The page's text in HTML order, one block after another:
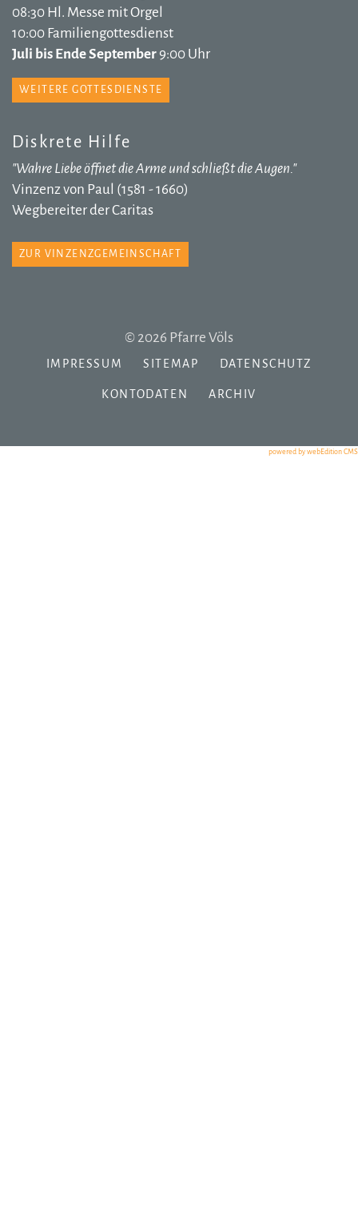
08:30 Hl. Messe mit Orgel
10:00 Familiengottesdienst
Juli bis Ende September 9:00 Uhr
WEITERE GOTTESDIENSTE
Diskrete Hilfe
"Wahre Liebe öffnet die Arme und schließt die Augen."
Vinzenz von Paul (1581 - 1660)
Wegbereiter der Caritas
ZUR VINZENZGEMEINSCHAFT
© 2026 Pfarre Völs
IMPRESSUM SITEMAP DATENSCHUTZ
KONTODATEN ARCHIV
powered by webEdition CMS